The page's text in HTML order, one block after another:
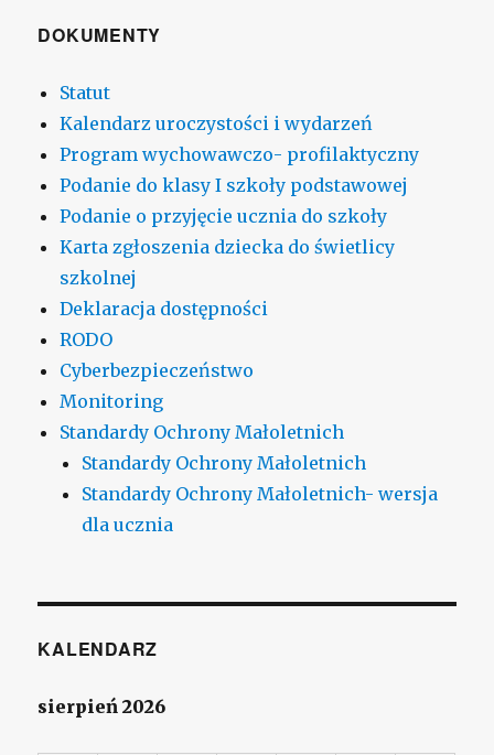
DOKUMENTY
Statut
Kalendarz uroczystości i wydarzeń
Program wychowawczo- profilaktyczny
Podanie do klasy I szkoły podstawowej
Podanie o przyjęcie ucznia do szkoły
Karta zgłoszenia dziecka do świetlicy
szkolnej
Deklaracja dostępności
RODO
Cyberbezpieczeństwo
Monitoring
Standardy Ochrony Małoletnich
Standardy Ochrony Małoletnich
Standardy Ochrony Małoletnich- wersja
dla ucznia
KALENDARZ
sierpień 2026